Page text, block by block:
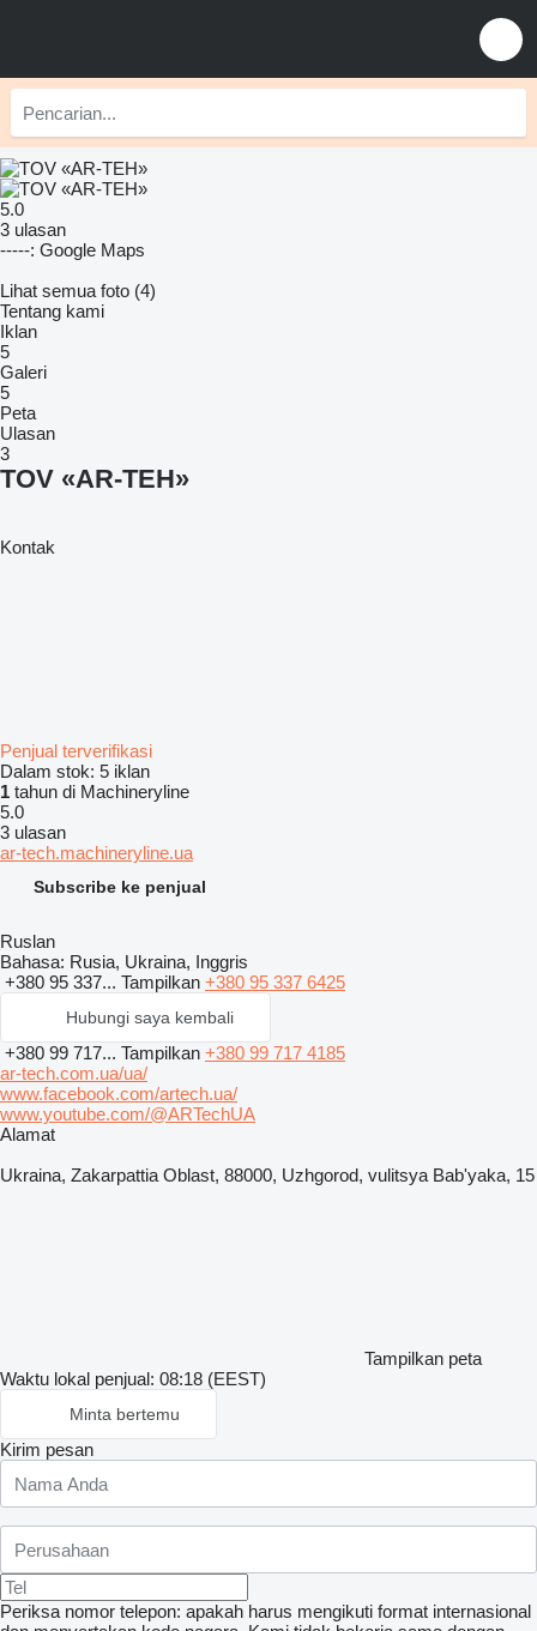
5.0
3 ulasan
-----: Google Maps
Lihat semua foto (4)
Tentang kami
Iklan
5
Galeri
5
Peta
Ulasan
3
TOV «AR-TEH»
Kontak
Penjual terverifikasi
Dalam stok: 5 iklan
1 tahun di Machineryline
5.0
3 ulasan
ar-tech.machineryline.ua
Subscribe ke penjual
Ruslan
Bahasa: Rusia, Ukraina, Inggris
+380 95 337... Tampilkan +380 95 337 6425
Hubungi saya kembali
+380 99 717... Tampilkan +380 99 717 4185
ar-tech.com.ua/ua/
www.facebook.com/artech.ua/
www.youtube.com/@ARTechUA
Alamat
Ukraina, Zakarpattia Oblast, 88000, Uzhgorod, vulitsya Bab'yaka, 15
Tampilkan peta
Waktu lokal penjual: 08:18 (EEST)
Minta bertemu
Kirim pesan
Periksa nomor telepon: apakah harus mengikuti format internasional